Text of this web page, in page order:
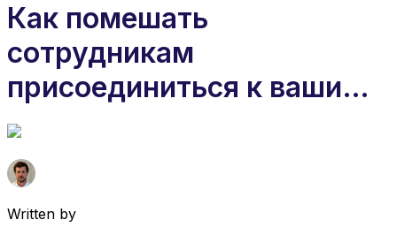
Как помешать
сотрудникам
присоединиться к вашим
соперникам
Written by